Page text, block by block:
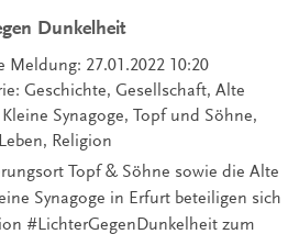
Dunkelheit
Meldung: 27.01.2022 10:20
Geschichte, Gesellschaft, Alte
Kleine Synagoge, Topf und Söhne,
Religion
Topf & Söhne sowie die Alte
Synagoge in Erfurt beteiligen sich
#LichterGegenDunkelheit zum